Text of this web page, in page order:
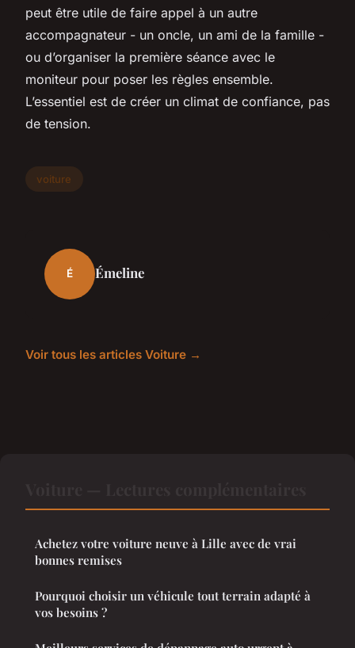
peut être utile de faire appel à un autre
accompagnateur - un oncle, un ami de la famille -
ou d’organiser la première séance avec le
moniteur pour poser les règles ensemble.
L’essentiel est de créer un climat de confiance, pas
de tension.
voiture
É Émeline
Voir tous les articles Voiture →
Achetez votre voiture neuve à Lille avec de vrai
bonnes remises
Pourquoi choisir un véhicule tout terrain adapté à
vos besoins ?